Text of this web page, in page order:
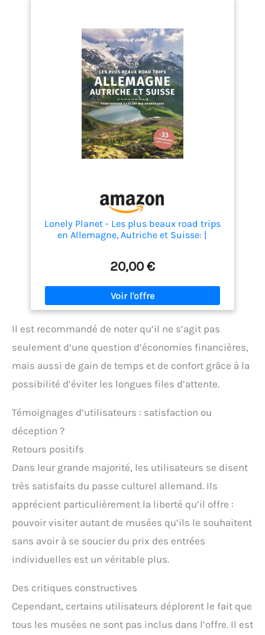
Lonely Planet - Les plus beaux road trips
en Allemagne, Autriche et Suisse: |
20,00 €
Il est recommandé de noter qu’il ne s’agit pas
seulement d’une question d’économies financières,
mais aussi de gain de temps et de confort grâce à la
possibilité d’éviter les longues files d’attente.
Témoignages d’utilisateurs : satisfaction ou
déception ?
Retours positifs
Dans leur grande majorité, les utilisateurs se disent
très satisfaits du passe culturel allemand. Ils
apprécient particulièrement la liberté qu’il offre :
pouvoir visiter autant de musées qu’ils le souhaitent
sans avoir à se soucier du prix des entrées
individuelles est un véritable plus.
Des critiques constructives
Cependant, certains utilisateurs déplorent le fait que
tous les musées ne sont pas inclus dans l’offre. Il est